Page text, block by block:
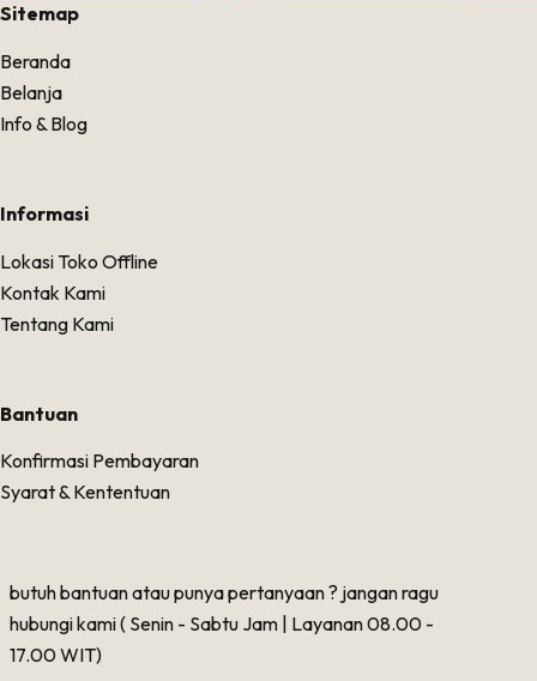
Sitemap
Beranda
Belanja
Info & Blog
Informasi
Lokasi Toko Offline
Kontak Kami
Tentang Kami
Bantuan
Konfirmasi Pembayaran
Syarat & Kententuan
butuh bantuan atau punya pertanyaan ? jangan ragu
hubungi kami ( Senin - Sabtu Jam | Layanan 08.00 -
17.00 WIT)